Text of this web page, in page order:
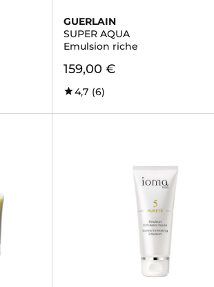
GUERLAIN
SUPER AQUA
Emulsion riche
159,00 €
4,7 (6)